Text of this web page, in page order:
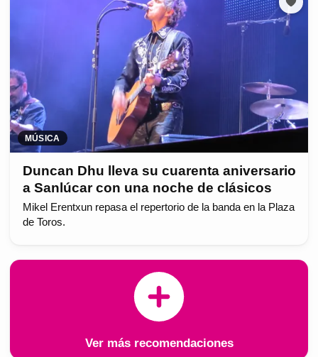
MÚSICA
Duncan Dhu lleva su cuarenta aniversario
a Sanlúcar con una noche de clásicos
Mikel Erentxun repasa el repertorio de la banda en la Plaza
de Toros.
Ver más recomendaciones